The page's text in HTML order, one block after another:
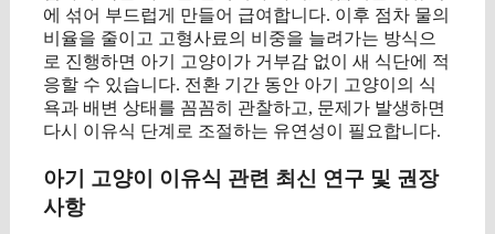
에 섞어 부드럽게 만들어 급여합니다. 이후 점차 물의
비율을 줄이고 고형사료의 비중을 늘려가는 방식으
로 진행하면 아기 고양이가 거부감 없이 새 식단에 적
응할 수 있습니다. 전환 기간 동안 아기 고양이의 식
욕과 배변 상태를 꼼꼼히 관찰하고, 문제가 발생하면
다시 이유식 단계로 조절하는 유연성이 필요합니다.
아기 고양이 이유식 관련 최신 연구 및 권장
사항